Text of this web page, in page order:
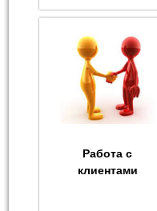
Работа с
клиентами